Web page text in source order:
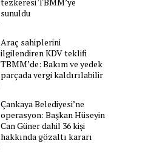
sunuldu
Araç sahiplerini
ilgilendiren KDV teklifi
TBMM’de: Bakım ve yedek
parçada vergi kaldırılabilir
Çankaya Belediyesi’ne
operasyon: Başkan Hüseyin
Can Güner dahil 36 kişi
hakkında gözaltı kararı